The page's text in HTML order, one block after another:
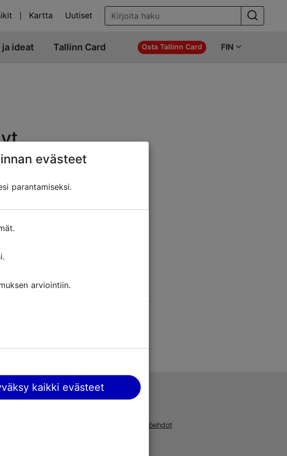
Kartta Uutiset
ideat Tallinn Card Osta Tallinn Card FIN
tapahtumista, uusista
Tuki
Käyttöehdot
evästeet
parantamiseksi.
arviointiin.
kaikki evästeet